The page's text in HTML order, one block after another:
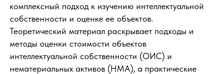
комплексный подход к изучению интеллектуальной
собственности и оценке ее объектов.
Теоретический материал раскрывает подходы и
методы оценки стоимости объектов
интеллектуальной собственности (ОИС) и
нематериальных активов (НМА), а практические